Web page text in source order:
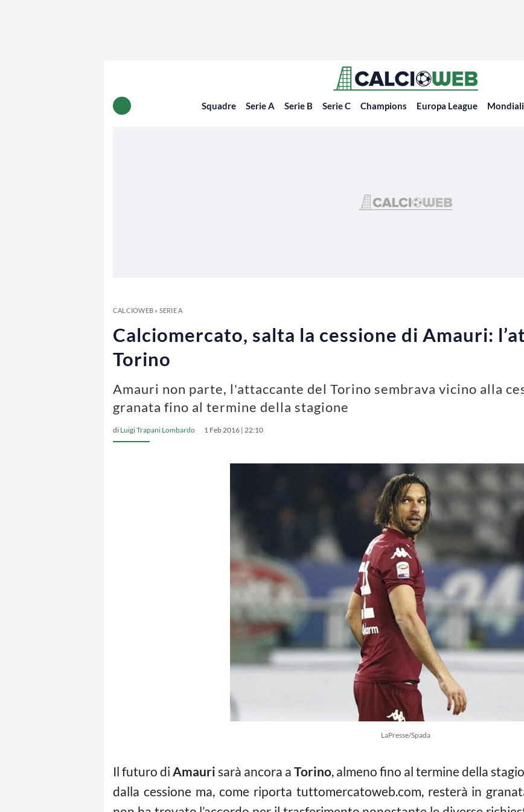
Squadre Serie A Serie B Serie C Champions Europa League
CALCIOWEB» SERIE A
Calciomercato, salta la cessione di Amauri:
Torino
Amauri non parte, l'attaccante del Torino sembrava vicino alla
granata fino al termine della stagione
di Luigi Trapani Lombardo 1 Feb 2016 | 22:10
LaPresse/Spada
Il futuro di Amauri sarà ancora a Torino, almeno fino al termine della
dalla cessione ma, come riporta tuttomercatoweb.com, resterà in